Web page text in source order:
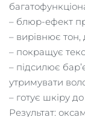
– блюр-ефект
– вирівнює
– покращує
– підсилює
утримувати
– готує шкіру
Результат: